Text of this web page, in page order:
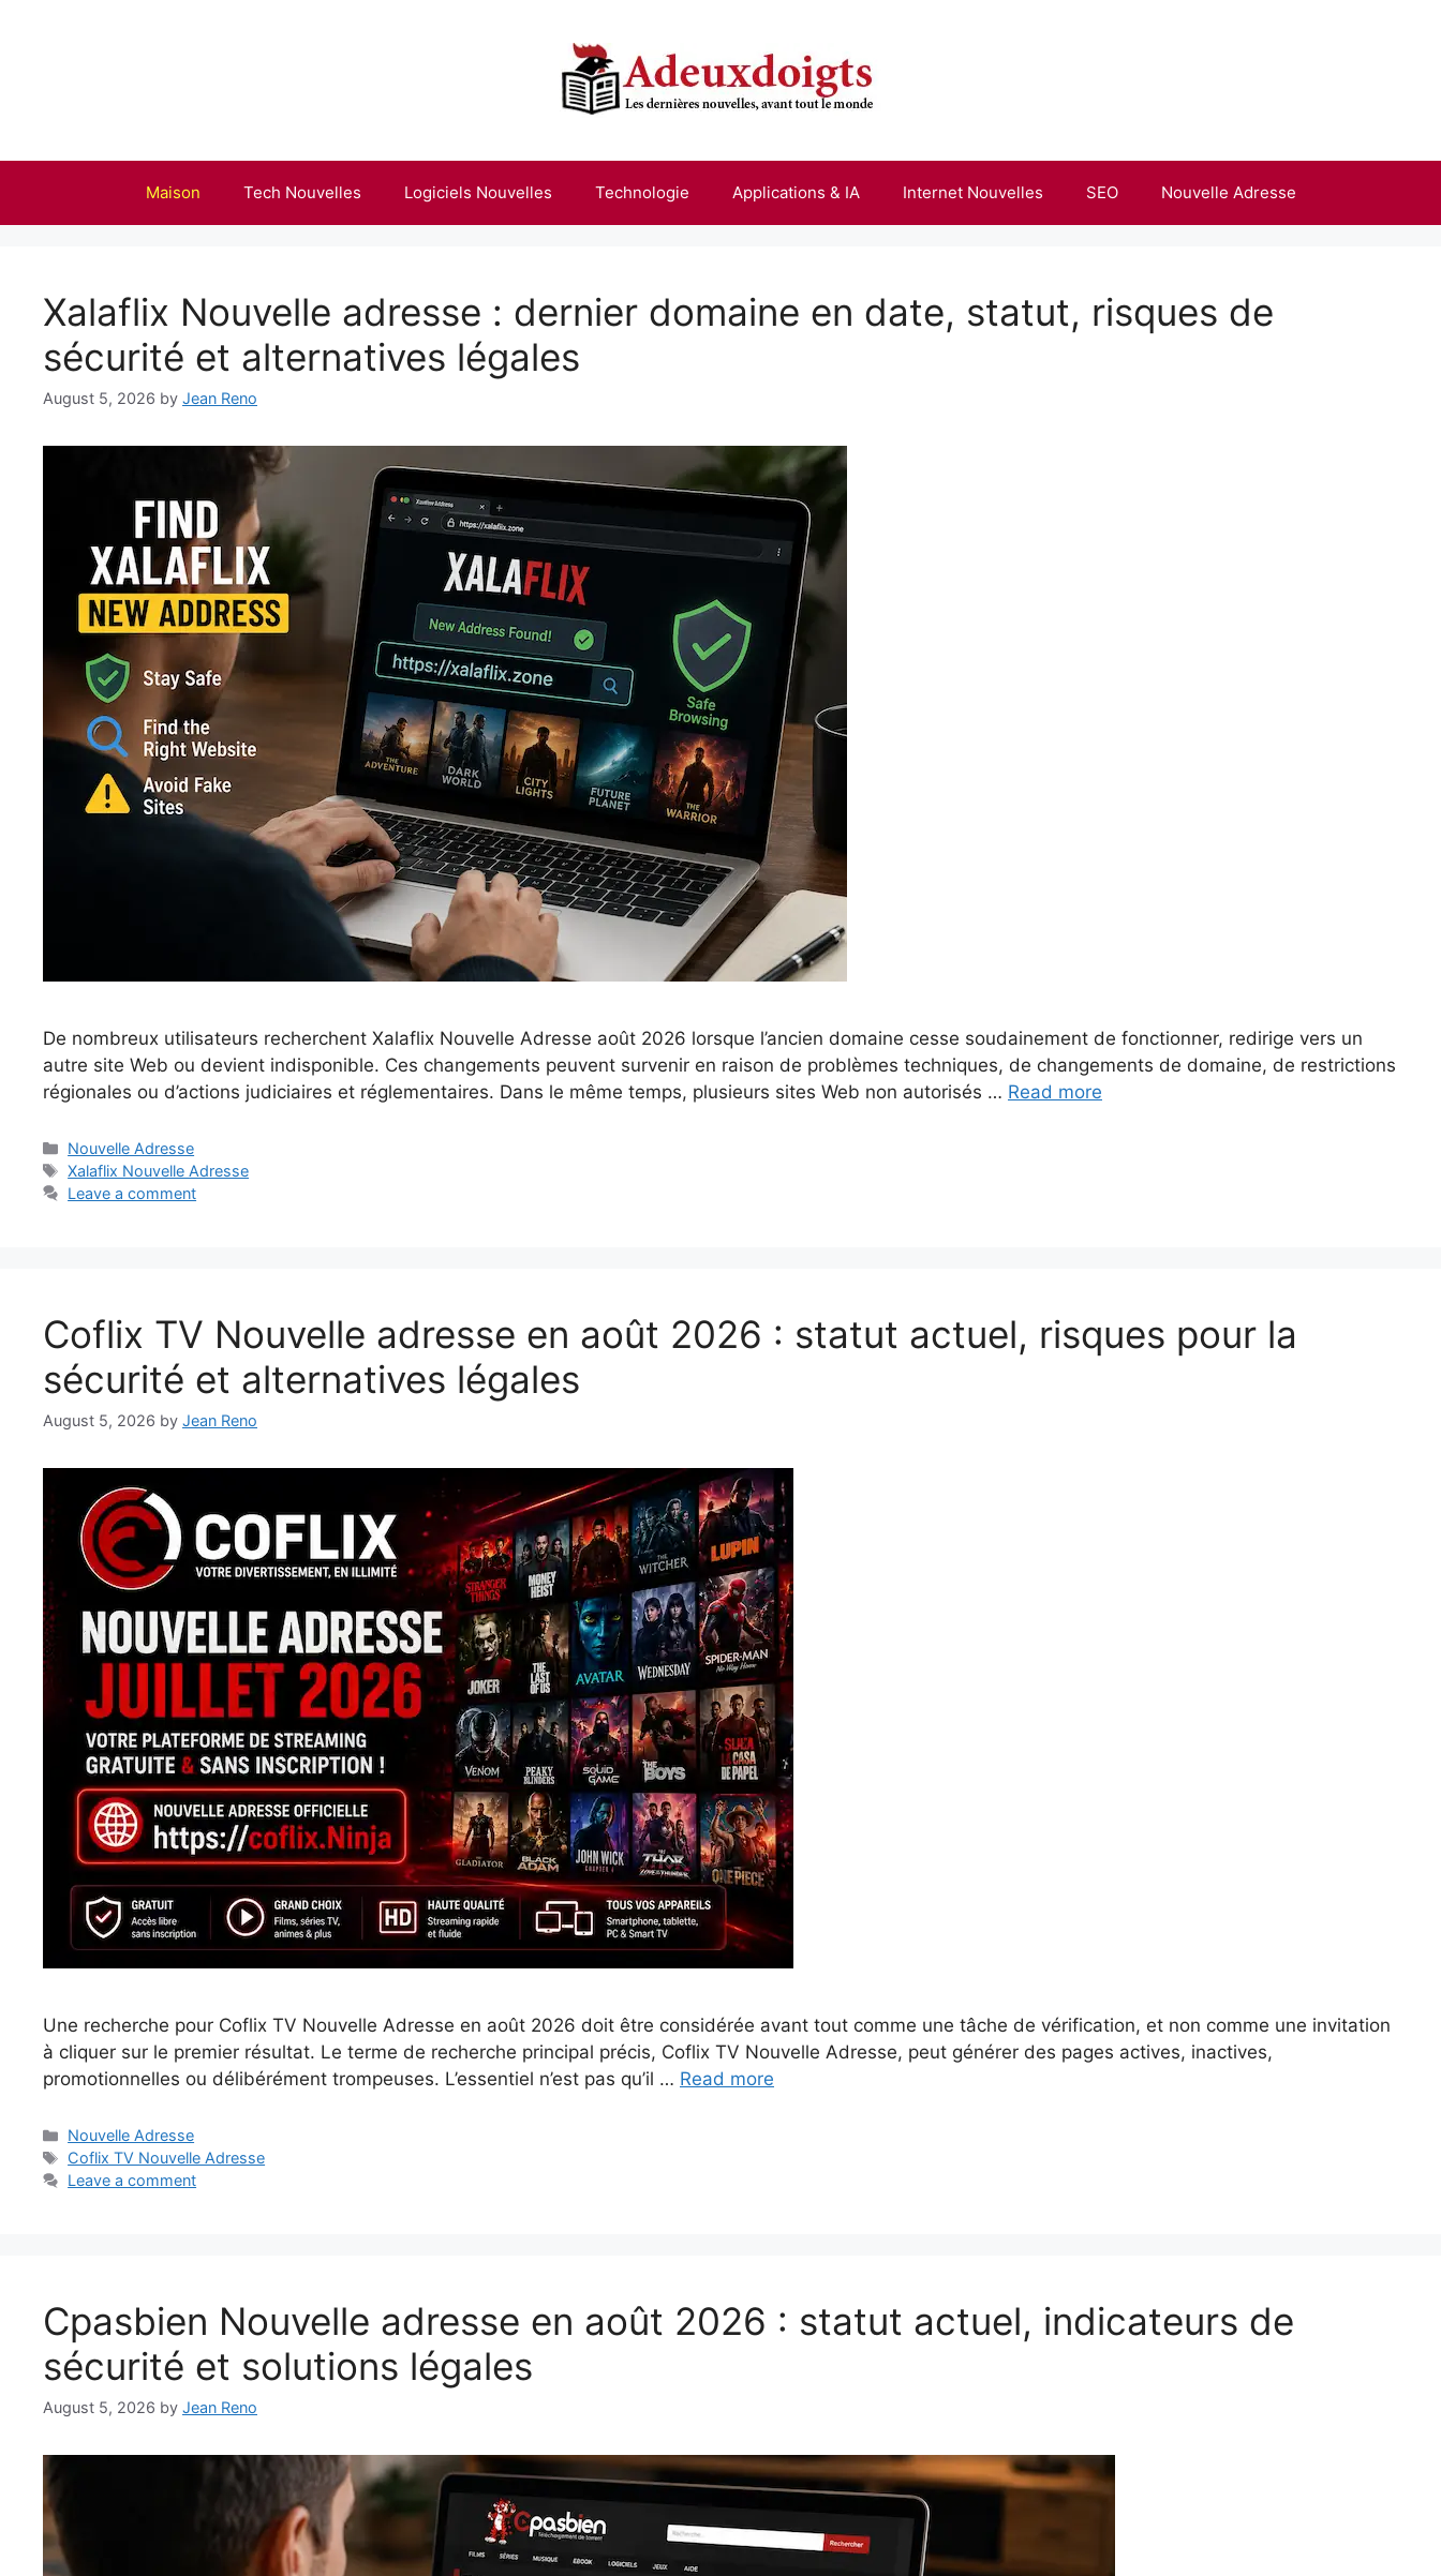
Maison Tech Nouvelles Logiciels Nouvelles Technologie Applications & IA Internet Nouvelles SEO Nouvelle Adresse
Xalaflix Nouvelle adresse : dernier domaine en date, statut, risques de
sécurité et alternatives légales
August 5, 2026 by Jean Reno
De nombreux utilisateurs recherchent Xalaflix Nouvelle Adresse août 2026 lorsque l’ancien domaine cesse soudainement de fonctionner, redirige vers un
autre site Web ou devient indisponible. Ces changements peuvent survenir en raison de problèmes techniques, de changements de domaine, de restrictions
régionales ou d’actions judiciaires et réglementaires. Dans le même temps, plusieurs sites Web non autorisés … Read more
Categories
Nouvelle Adresse
Tags
Xalaflix Nouvelle Adresse
Leave a comment
Coflix TV Nouvelle adresse en août 2026 : statut actuel, risques pour la
sécurité et alternatives légales
August 5, 2026 by Jean Reno
Une recherche pour Coflix TV Nouvelle Adresse en août 2026 doit être considérée avant tout comme une tâche de vérification, et non comme une invitation
à cliquer sur le premier résultat. Le terme de recherche principal précis, Coflix TV Nouvelle Adresse, peut générer des pages actives, inactives,
promotionnelles ou délibérément trompeuses. L’essentiel n’est pas qu’il … Read more
Categories
Nouvelle Adresse
Tags
Coflix TV Nouvelle Adresse
Leave a comment
Cpasbien Nouvelle adresse en août 2026 : statut actuel, indicateurs de
sécurité et solutions légales
August 5, 2026 by Jean Reno